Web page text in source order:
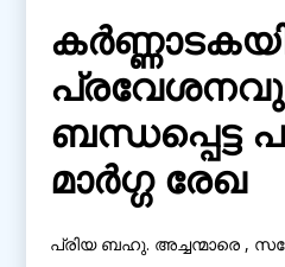
ബന്ധപ്പെട്ട
മാർഗ്ഗ രേഖ
പ്രിയ ബഹു. അച്ചന്മാരെ ,